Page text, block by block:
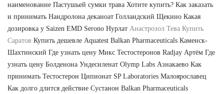
наименование Пастушьей сумки трава Хотите купить? Как заказать
и принимать Нандролона деканоат Голландский Щекино Какая
дозировка у Saizen EMD Serono Нурлат Анастрозол Тева Купить
Саратов Купить дешевле Aquatest Balkan Pharmaceuticals Каменск-
Шахтинский Где узнать цену Микс Тестостеронов Radjay Артём Где
узнать цену Болденона Ундесиленат Olymp Labs Азнакаево Как
принимать Тестостерон Ципионат SP Laboratories Малоярославец
Как долго длится действие Сустанон Balkan Pharmaceuticals